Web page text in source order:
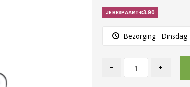
JE BESPAART €3,90
Bezorging: Dinsdag
- +